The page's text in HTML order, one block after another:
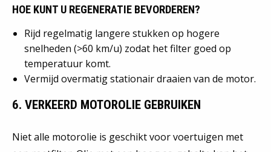
HOE KUNT U REGENERATIE BEVORDEREN?
Rijd regelmatig langere stukken op hogere
snelheden (>60 km/u) zodat het filter goed op
temperatuur komt.
Vermijd overmatig stationair draaien van de motor.
6. VERKEERD MOTOROLIE GEBRUIKEN
Niet alle motorolie is geschikt voor voertuigen met